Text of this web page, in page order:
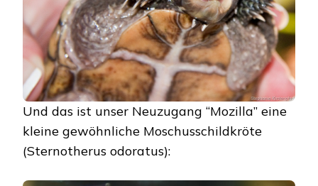
Und das ist unser Neuzugang “Mozilla” eine
kleine gewöhnliche Moschusschildkröte
(Sternotherus odoratus):